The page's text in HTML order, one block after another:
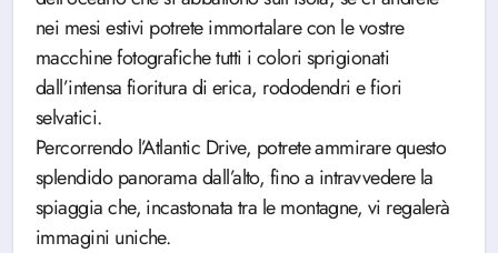
nei mesi estivi potrete immortalare con le vostre
macchine fotografiche tutti i colori sprigionati
dall’intensa fioritura di erica, rododendri e fiori
selvatici.
Percorrendo l’Atlantic Drive, potrete ammirare questo
splendido panorama dall’alto, fino a intravvedere la
spiaggia che, incastonata tra le montagne, vi regalerà
immagini uniche.